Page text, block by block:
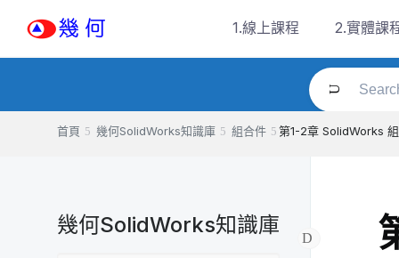
content
1.線上課程 2.實體課
首頁 幾何SolidWorks知識庫 組合件 第1-2章 SolidWorks
幾何SolidWorks知識庫